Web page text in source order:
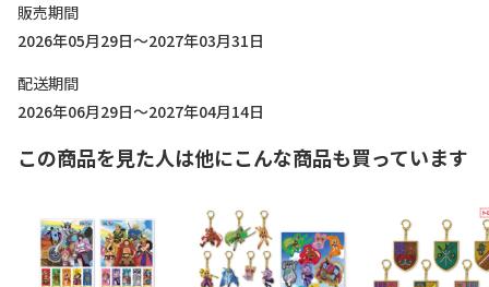
販売期間
2026年05月29日～2027年03月31日
配送期間
2026年06月29日～2027年04月14日
この商品を見た人は他にこんな商品も買っています